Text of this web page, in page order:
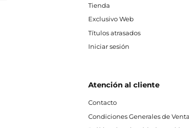
Tienda
Exclusivo Web
Títulos atrasados
Iniciar sesión
Atención al cliente
Contacto
Condiciones Generales de